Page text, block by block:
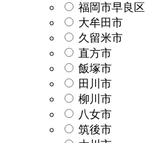
福岡市早良区
大牟田市
久留米市
直方市
飯塚市
田川市
柳川市
八女市
筑後市